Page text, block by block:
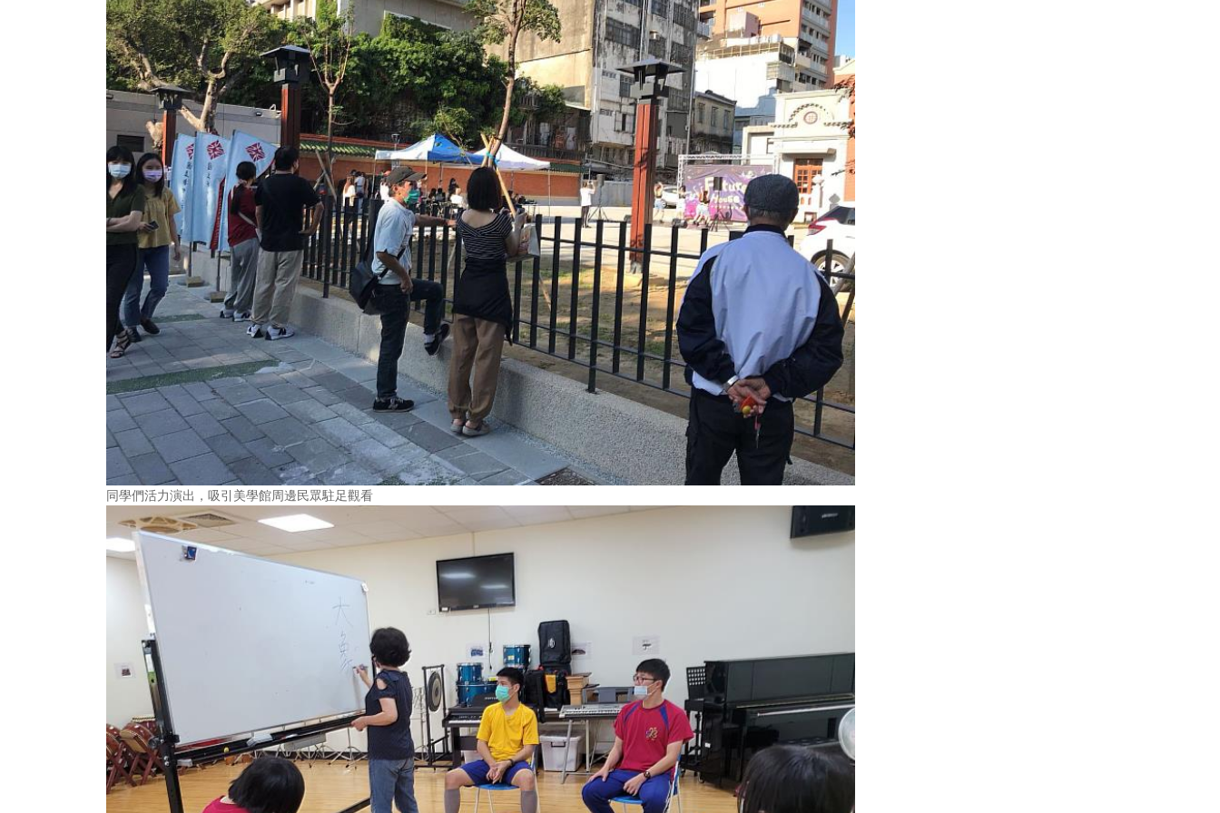
同學們活力演出，吸引美學館周邊民眾駐足觀看